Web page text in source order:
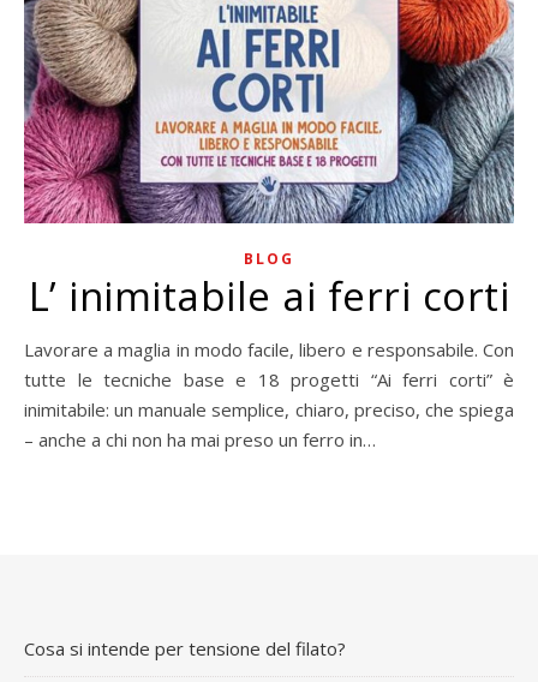
BLOG
L’ inimitabile ai ferri corti
Lavorare a maglia in modo facile, libero e responsabile. Con
tutte le tecniche base e 18 progetti “Ai ferri corti” è
inimitabile: un manuale semplice, chiaro, preciso, che spiega
– anche a chi non ha mai preso un ferro in…
Cosa si intende per tensione del filato?